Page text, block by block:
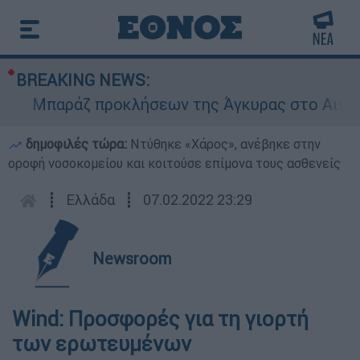
BREAKING NEWS:
Μπαράζ προκλήσεων της Άγκυρας στο Αιγαίο:
δημοφιλές τώρα: Ντύθηκε «Χάρος», ανέβηκε στην
οροφή νοσοκομείου και κοιτούσε επίμονα τους ασθενείς
┋ Ελλάδα ┋ 07.02.2022 23:29
Newsroom
Wind: Προσφορές για τη γιορτή
των ερωτευμένων